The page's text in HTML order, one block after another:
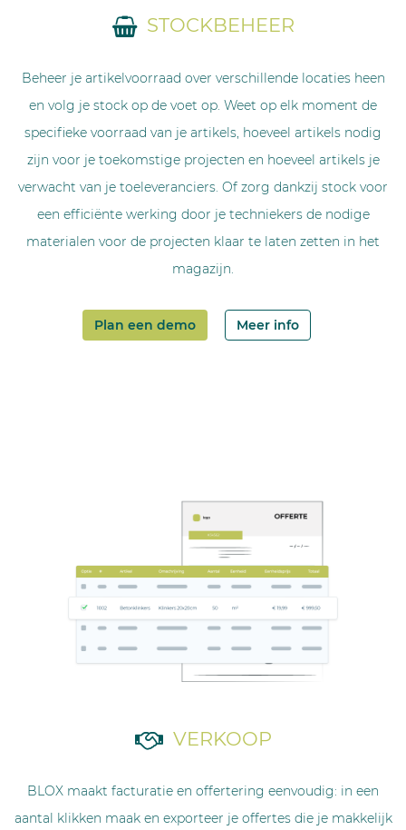
STOCKBEHEER
Beheer je artikelvoorraad over verschillende locaties heen
en volg je stock op de voet op. Weet op elk moment de
specifieke voorraad van je artikels, hoeveel artikels nodig
zijn voor je toekomstige projecten en hoeveel artikels je
verwacht van je toeleveranciers. Of zorg dankzij stock voor
een efficiënte werking door je techniekers de nodige
materialen voor de projecten klaar te laten zetten in het
magazijn.
Plan een demo Meer info
VERKOOP
BLOX maakt facturatie en offertering eenvoudig: in een
aantal klikken maak en exporteer je offertes die je makkelijk